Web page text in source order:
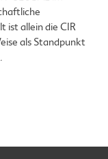
ist allein die CIR
als Standpunkt